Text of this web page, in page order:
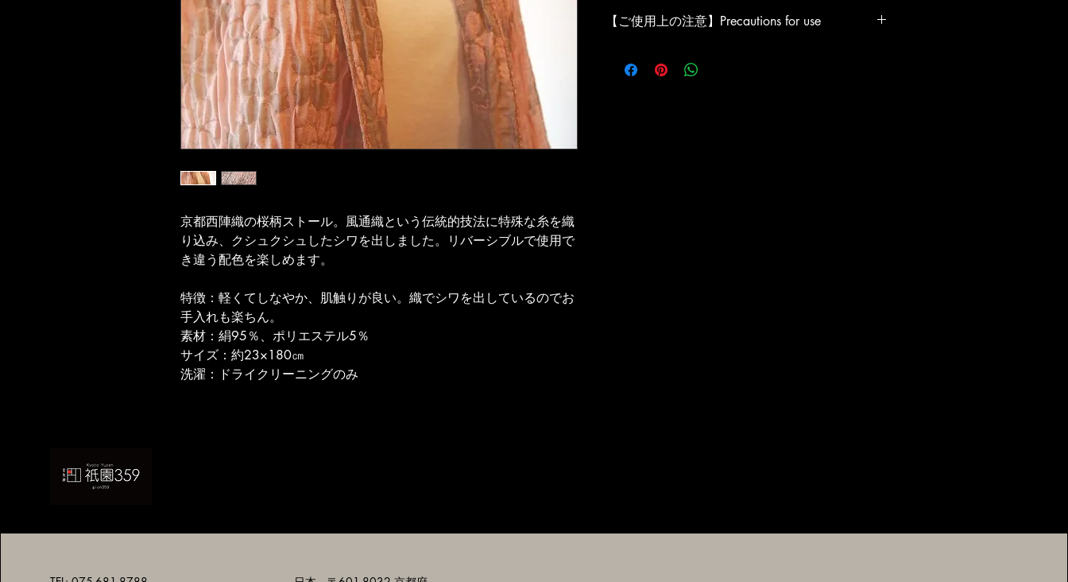
京都西陣織の桜柄ストール。風通織という伝統的技法に特殊な糸を織
り込み、クシュクシュしたシワを出しました。リバーシブルで使用で
き違う配色を楽しめます。
特徴：軽くてしなやか、肌触りが良い。織でシワを出しているのでお
手入れも楽ちん。
素材：絹95％、ポリエステル5％
サイズ：約23×180㎝
洗濯：ドライクリーニングのみ
【ご使用上の注意】Precautions for use
の際は粗いものとの接触による引っかかりにご注意くだ